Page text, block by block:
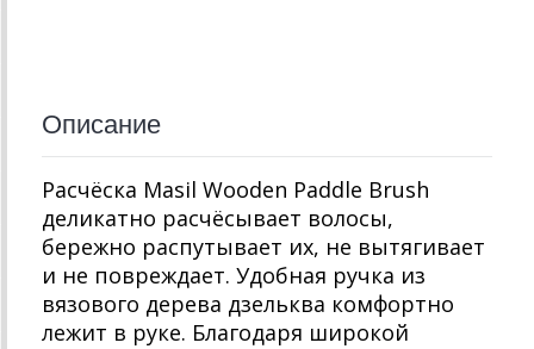
Описание
Расчёска Masil Wooden Paddle Brush
деликатно расчёсывает волосы,
бережно распутывает их, не вытягивает
и не повреждает. Удобная ручка из
вязового дерева дзельква комфортно
лежит в руке. Благодаря широкой